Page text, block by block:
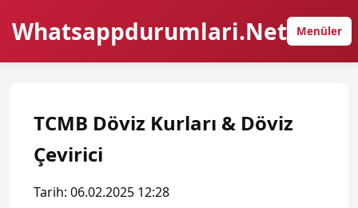
Whatsappdurumlari.Net Menüler
TCMB Döviz Kurları & Döviz
Çevirici
Tarih: 06.02.2025 12:28